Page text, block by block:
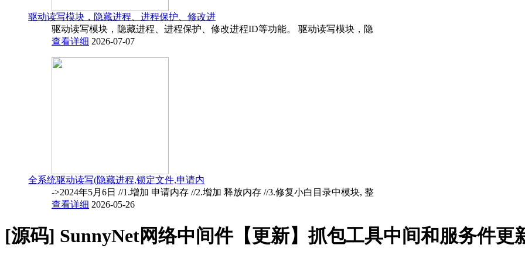
驱动读写模块，隐藏进程、进程保护、修改进
驱动读写模块，隐藏进程、进程保护、修改进程ID等功能。 驱动读写模块，隐
查看详细 2026-07-07
全系统驱动读写(隐藏进程,锁定文件,申请内
->2024年5月6日 //1.增加 申请内存 //2.增加 释放内存 //3.修复小白目录中模块, 整
查看详细 2026-05-26
[源码] SunnyNet网络中间件【更新】抓包工具中间和服务件更